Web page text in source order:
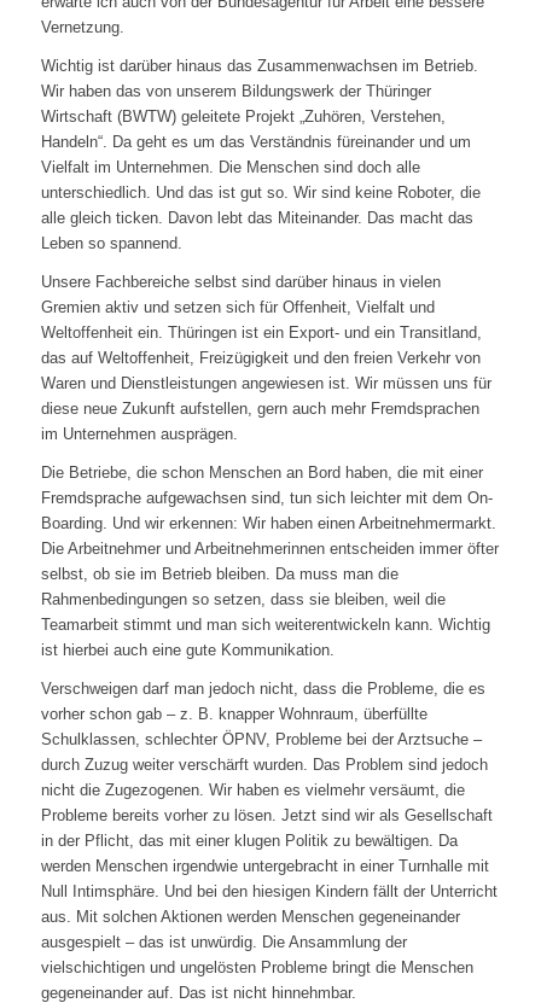
Vernetzung.
Wichtig ist darüber hinaus das Zusammenwachsen im Betrieb.
Wir haben das von unserem Bildungswerk der Thüringer
Wirtschaft (BWTW) geleitete Projekt „Zuhören, Verstehen,
Handeln“. Da geht es um das Verständnis füreinander und um
Vielfalt im Unternehmen. Die Menschen sind doch alle
unterschiedlich. Und das ist gut so. Wir sind keine Roboter, die
alle gleich ticken. Davon lebt das Miteinander. Das macht das
Leben so spannend.
Unsere Fachbereiche selbst sind darüber hinaus in vielen
Gremien aktiv und setzen sich für Offenheit, Vielfalt und
Weltoffenheit ein. Thüringen ist ein Export- und ein Transitland,
das auf Weltoffenheit, Freizügigkeit und den freien Verkehr von
Waren und Dienstleistungen angewiesen ist. Wir müssen uns für
diese neue Zukunft aufstellen, gern auch mehr Fremdsprachen
im Unternehmen ausprägen.
Die Betriebe, die schon Menschen an Bord haben, die mit einer
Fremdsprache aufgewachsen sind, tun sich leichter mit dem On-
Boarding. Und wir erkennen: Wir haben einen Arbeitnehmermarkt.
Die Arbeitnehmer und Arbeitnehmerinnen entscheiden immer öfter
selbst, ob sie im Betrieb bleiben. Da muss man die
Rahmenbedingungen so setzen, dass sie bleiben, weil die
Teamarbeit stimmt und man sich weiterentwickeln kann. Wichtig
ist hierbei auch eine gute Kommunikation.
Verschweigen darf man jedoch nicht, dass die Probleme, die es
vorher schon gab – z. B. knapper Wohnraum, überfüllte
Schulklassen, schlechter ÖPNV, Probleme bei der Arztsuche –
durch Zuzug weiter verschärft wurden. Das Problem sind jedoch
nicht die Zugezogenen. Wir haben es vielmehr versäumt, die
Probleme bereits vorher zu lösen. Jetzt sind wir als Gesellschaft
in der Pflicht, das mit einer klugen Politik zu bewältigen. Da
werden Menschen irgendwie untergebracht in einer Turnhalle mit
Null Intimsphäre. Und bei den hiesigen Kindern fällt der Unterricht
aus. Mit solchen Aktionen werden Menschen gegeneinander
ausgespielt – das ist unwürdig. Die Ansammlung der
vielschichtigen und ungelösten Probleme bringt die Menschen
gegeneinander auf. Das ist nicht hinnehmbar.